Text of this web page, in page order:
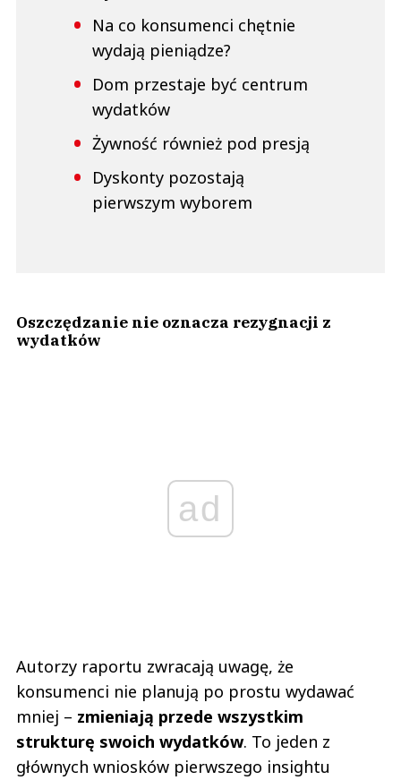
Na co konsumenci chętnie
wydają pieniądze?
Dom przestaje być centrum
wydatków
Żywność również pod presją
Dyskonty pozostają
pierwszym wyborem
Oszczędzanie nie oznacza rezygnacji z
wydatków
ad
Autorzy raportu zwracają uwagę, że
konsumenci nie planują po prostu wydawać
mniej – zmieniają przede wszystkim
strukturę swoich wydatków. To jeden z
głównych wniosków pierwszego insightu